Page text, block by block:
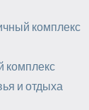
комплекс
комплекс
и отдыха